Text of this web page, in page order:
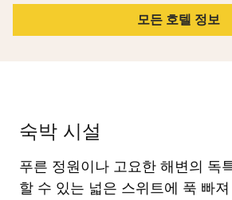
모든 호텔 정보
숙박 시설
푸른 정원이나 고요한 해변의 독
할 수 있는 넓은 스위트에 푹 빠